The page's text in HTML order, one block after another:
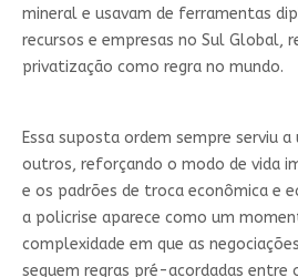
mineral e usavam de ferramentas
recursos e empresas no Sul Global,
privatização como regra no mundo.
Essa suposta ordem sempre serviu
outros, reforçando o modo de vida
e os padrões de troca econômica e
a policrise aparece como um
complexidade em que as
seguem regras pré-acordadas entre